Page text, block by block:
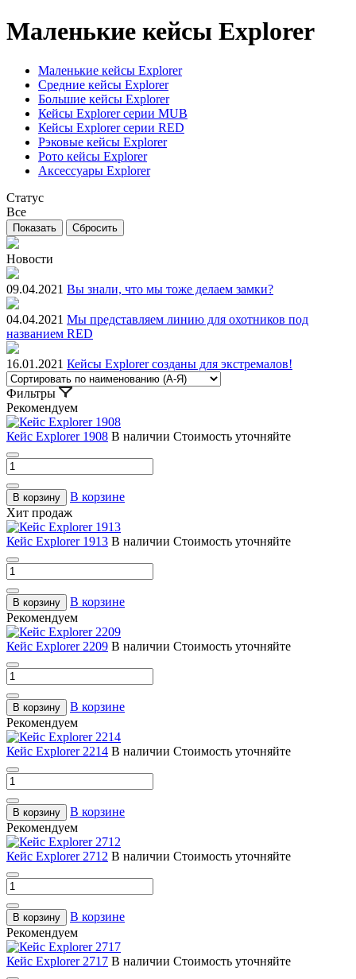
Маленькие кейсы Explorer
Маленькие кейсы Explorer
Средние кейсы Explorer
Большие кейсы Explorer
Кейсы Explorer серии MUB
Кейсы Explorer серии RED
Рэковые кейсы Explorer
Рото кейсы Explorer
Аксессуары Explorer
Статус
Все
Новости
09.04.2021 Вы знали, что мы тоже делаем замки?
04.04.2021 Мы представляем линию для охотников под
названием RED
16.01.2021 Кейсы Explorer созданы для экстремалов!
Фильтры
Рекомендуем
Кейс Explorer 1908 В наличии Стоимость уточняйте
В корзину
В корзине
Хит продаж
Кейс Explorer 1913 В наличии Стоимость уточняйте
В корзину
В корзине
Рекомендуем
Кейс Explorer 2209 В наличии Стоимость уточняйте
В корзину
В корзине
Рекомендуем
Кейс Explorer 2214 В наличии Стоимость уточняйте
В корзину
В корзине
Рекомендуем
Кейс Explorer 2712 В наличии Стоимость уточняйте
В корзину
В корзине
Рекомендуем
Кейс Explorer 2717 В наличии Стоимость уточняйте